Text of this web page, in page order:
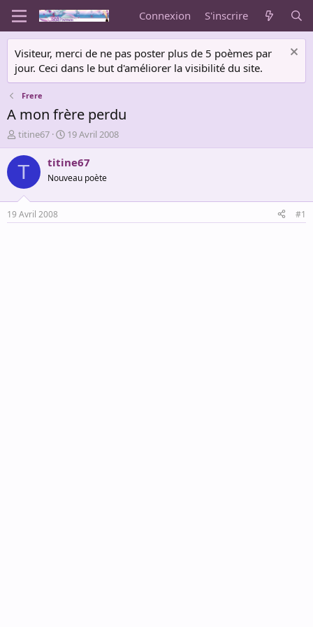
Connexion S'inscrire
Visiteur, merci de ne pas poster plus de 5 poèmes par
jour. Ceci dans le but d'améliorer la visibilité du site.
Frere
A mon frère perdu
A
u
t
e
r
d
e
titine67
D
a
t
d
é
19 Avril 2008
T titine67
Nouveau poète
19 Avril 2008 #1